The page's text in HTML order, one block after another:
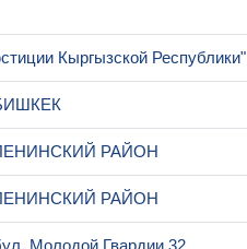
Кыргызской Республики"
РАЙОН
РАЙОН
Молодой Гвардии 32